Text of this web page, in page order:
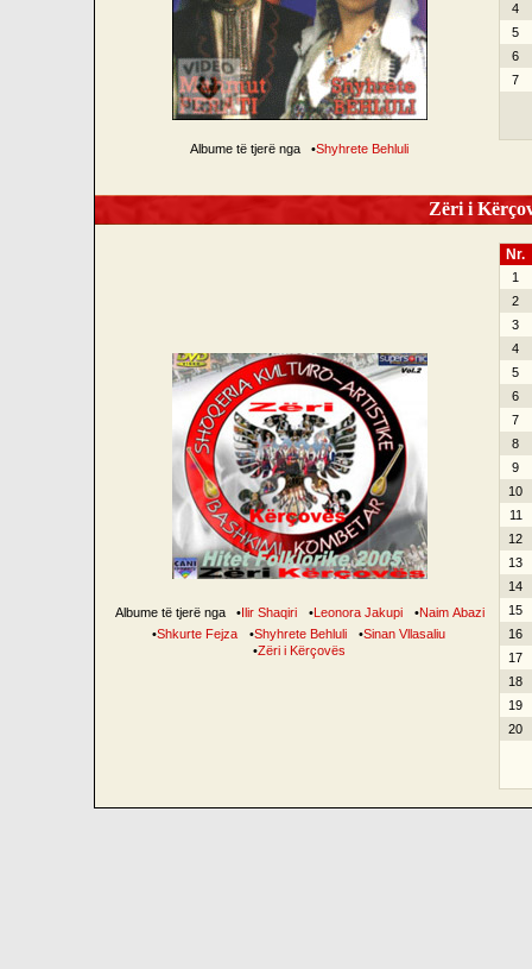
Albume të tjerë nga •Shyhrete Behluli
4
5
6
7
Zëri i
Albume të tjerë nga •Ilir Shaqiri •Leonora Jakupi •Naim Abazi
•Shkurte Fejza •Shyhrete Behluli •Sinan Vllasaliu
•Zëri i Kërçovës
Nr.
1
2
3
4
5
6
7
8
9
10
11
12
13
14
15
16
17
18
19
20